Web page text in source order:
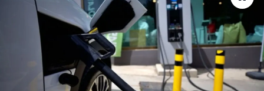
Ekonomi
Emet
Foto Galeri